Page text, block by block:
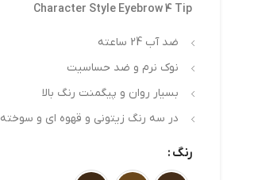
Character Style Eyebrow 4 Tip
ضد آب 24 ساعته
نوک نرم و ضد حساسیت
بسیار روان و پیگمنت رنگ بالا
در سه رنگ زیتونی و قهوه ای و سوخته
رنگ